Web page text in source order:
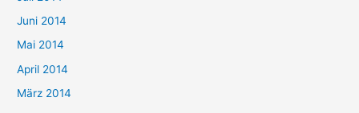
Juni 2014
Mai 2014
April 2014
März 2014